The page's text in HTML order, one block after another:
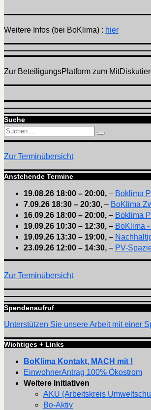
Weitere Infos (bei BoKlima) : hier
Zur BeteiligungsPlatform zum
Suche
Suchen
nach:
Suchen
Zur Terminübersicht
Anstehende Termine
19.08.26 18:00 – 20:00, – Boklima
7.09.26 18:30 – 20:30, – BoKlima
16.09.26 18:00 – 20:00, – Boklima
19.09.26 10:30 – 12:30, – BoKlima
19.09.26 13:30 – 19:00, –
23.09.26 12:00 – 14:30, – PV-
Zur Terminübersicht
Spendenaufruf
Unterstützen Sie unsere Arbeit mit einer
Wichtiges + Links
BoKlima Kontakt, MACH mit !
EinwohnerAntrag 100% Ökostrom
Weitere Initiativen
AKU (Arbeitskreis
Bo-Aktiv